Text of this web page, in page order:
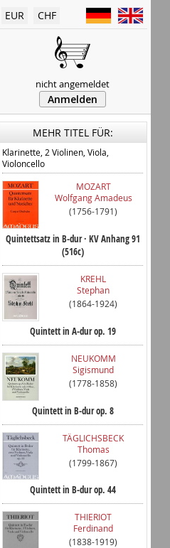
EUR CHF
nicht angemeldet
Anmelden
MEHR TITEL FÜR:
Klarinette, 2 Violinen, Viola,
Violoncello
MOZART
Wolfgang Amadeus
(1756-1791)
Quintettsatz in B-dur · KV Anhang 91
(516c)
KREHL
Stephan
(1864-1924)
Quintett in A-dur op. 19
NEUKOMM
Sigismund
(1778-1858)
Quintett in B-dur op. 8
TÄGLICHSBECK
Thomas
(1799-1867)
Quintett in B-dur op. 44
THIERIOT
Ferdinand
(1838-1919)